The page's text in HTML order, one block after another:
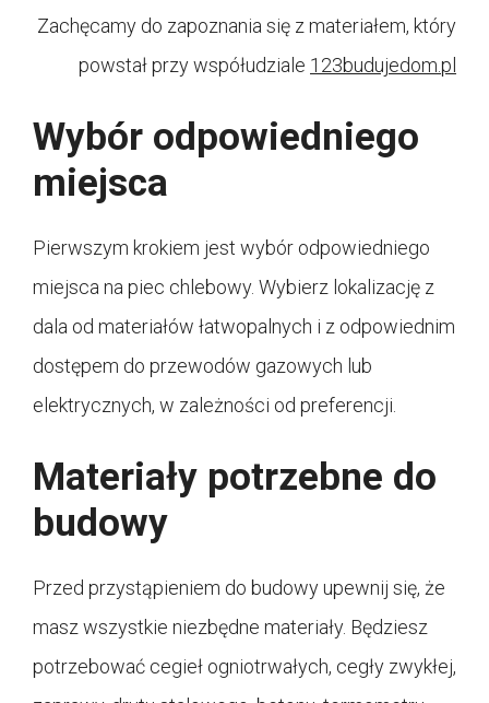
Zachęcamy do zapoznania się z materiałem, który
powstał przy współudziale 123budujedom.pl
Wybór odpowiedniego
miejsca
Pierwszym krokiem jest wybór odpowiedniego
miejsca na piec chlebowy. Wybierz lokalizację z
dala od materiałów łatwopalnych i z odpowiednim
dostępem do przewodów gazowych lub
elektrycznych, w zależności od preferencji.
Materiały potrzebne do
budowy
Przed przystąpieniem do budowy upewnij się, że
masz wszystkie niezbędne materiały. Będziesz
potrzebować cegieł ogniotrwałych, cegły zwykłej,